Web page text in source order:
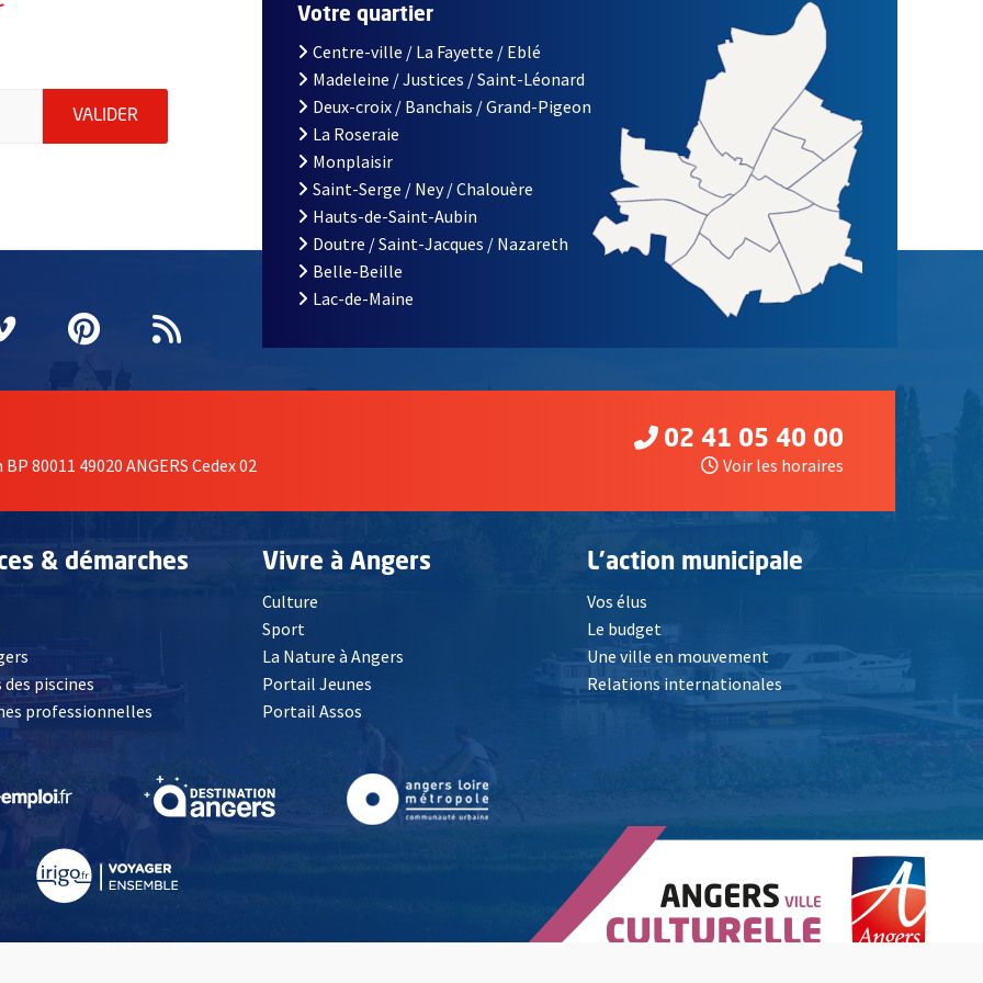
indiquez votre email (champ obligatoire)
VALIDER ENVOYER MA DEMANDE D'INSCRIPTION À LA LETTRE D'INFORMATION DE LA VILLE D'ANGERS
fenêtrefenêtre
une nouvelle fenêtre
Vimeo
, Ouvre une nouvelle fenêtre
Pinterest
, Ouvre une nouvelle fenêtre
Flux RSS
Votre quartier
Centre-ville / La Fayette / Eblé
Madeleine / Justices / Saint-Léonard
Deux-croix / Banchais / Grand-Pigeon
La Roseraie
Monplaisir
Saint-Serge / Ney / Chalouère
Hauts-de-Saint-Aubin
Doutre / Saint-Jacques / Nazareth
Belle-Beille
Lac-de-Maine
80011 49020 ANGERS Cedex 02
02 41 05 40 00
Voir les horaires
& démarches
, Ouvre une nouvelle fenêtre
piscines
professionnelles
Vivre à Angers
Culture
Sport
La Nature à Angers
Portail Jeunes
Portail Assos
L'action municipale
Vos élus
Le budget
Une ville en mouvement
Relations internationales
fenêtre , Ouvre une nouvelle fenêtre , Ouvre une nouvelle fenêtre, Ouvre une nouvelle fenêtre